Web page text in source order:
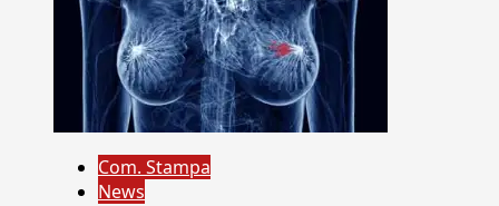
Com. Stampa
News